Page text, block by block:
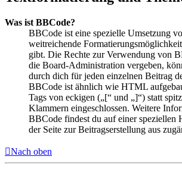
Was ist BBCode?
BBCode ist eine spezielle Umsetzung
weitreichende
gibt. Die Rechte zur Verwendung von
die Board-Administration vergeben,
durch dich für jeden einzelnen Beitrag
BBCode ist ähnlich wie HTML
Tags von eckigen („[“ und „]“) statt
Klammern eingeschlossen. Weitere
BBCode findest du auf einer speziellen
der Seite zur Beitragserstellung aus
Nach oben